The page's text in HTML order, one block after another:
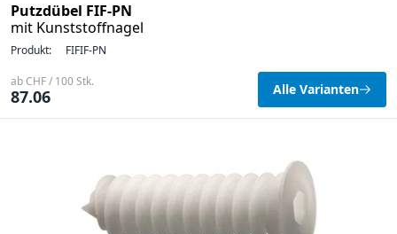
Putzdübel FIF-PN
mit Kunststoffnagel
Produkt: FIFIF-PN
ab CHF / 100 Stk.
87.06 Alle Varianten